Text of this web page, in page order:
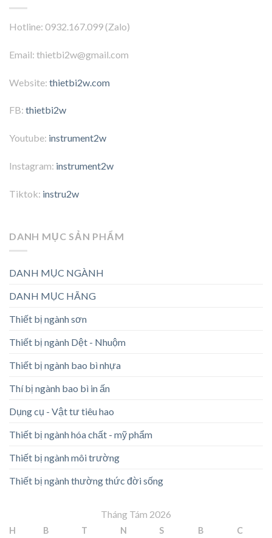
Hotline: 0932.167.099 (Zalo)
Email: thietbi2w@gmail.com
Website: thietbi2w.com
FB: thietbi2w
Youtube: instrument2w
Instagram: instrument2w
Tiktok: instru2w
DANH MỤC SẢN PHẨM
DANH MỤC NGÀNH
DANH MỤC HÃNG
Thiết bị ngành sơn
Thiết bị ngành Dệt - Nhuộm
Thiết bị ngành bao bì nhựa
Thí bị ngành bao bì in ấn
Dụng cụ - Vật tư tiêu hao
Thiết bị ngành hóa chất - mỹ phẩm
Thiết bị ngành môi trường
Thiết bị ngành thường thức đời sống
Tháng Tám 2026
H B T N S B C